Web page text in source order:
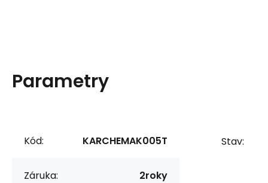
Parametry
Kód: KARCHEMAK005T
Záruka: 2roky
Stav: